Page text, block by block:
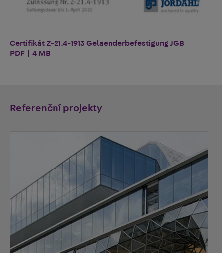
Certifikát Z-21.4-1913 Gelaenderbefestigung JGB
PDF | 4 MB
Referenční projekty